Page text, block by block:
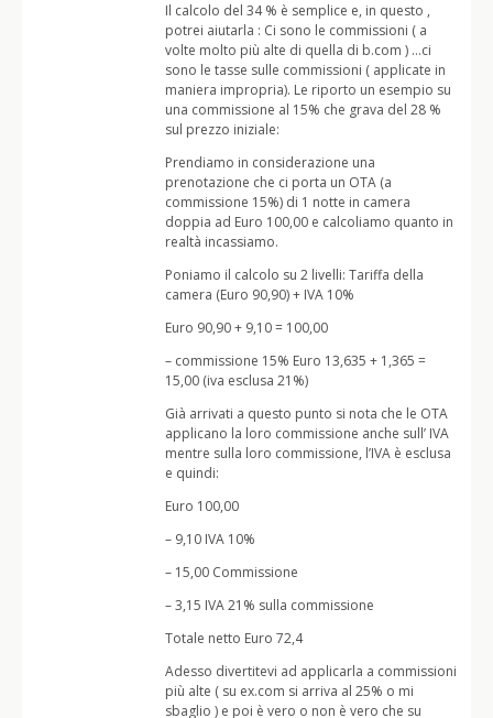
Il calcolo del 34 % è semplice e, in questo ,
potrei aiutarla : Ci sono le commissioni ( a
volte molto più alte di quella di b.com ) …ci
sono le tasse sulle commissioni ( applicate in
maniera impropria). Le riporto un esempio su
una commissione al 15% che grava del 28 %
sul prezzo iniziale:
Prendiamo in considerazione una
prenotazione che ci porta un OTA (a
commissione 15%) di 1 notte in camera
doppia ad Euro 100,00 e calcoliamo quanto in
realtà incassiamo.
Poniamo il calcolo su 2 livelli: Tariffa della
camera (Euro 90,90) + IVA 10%
Euro 90,90 + 9,10 = 100,00
– commissione 15% Euro 13,635 + 1,365 =
15,00 (iva esclusa 21%)
Già arrivati a questo punto si nota che le OTA
applicano la loro commissione anche sull’ IVA
mentre sulla loro commissione, l’IVA è esclusa
e quindi:
Euro 100,00
– 9,10 IVA 10%
– 15,00 Commissione
– 3,15 IVA 21% sulla commissione
Totale netto Euro 72,4
Adesso divertitevi ad applicarla a commissioni
più alte ( su ex.com si arriva al 25% o mi
sbaglio ) e poi è vero o non è vero che su